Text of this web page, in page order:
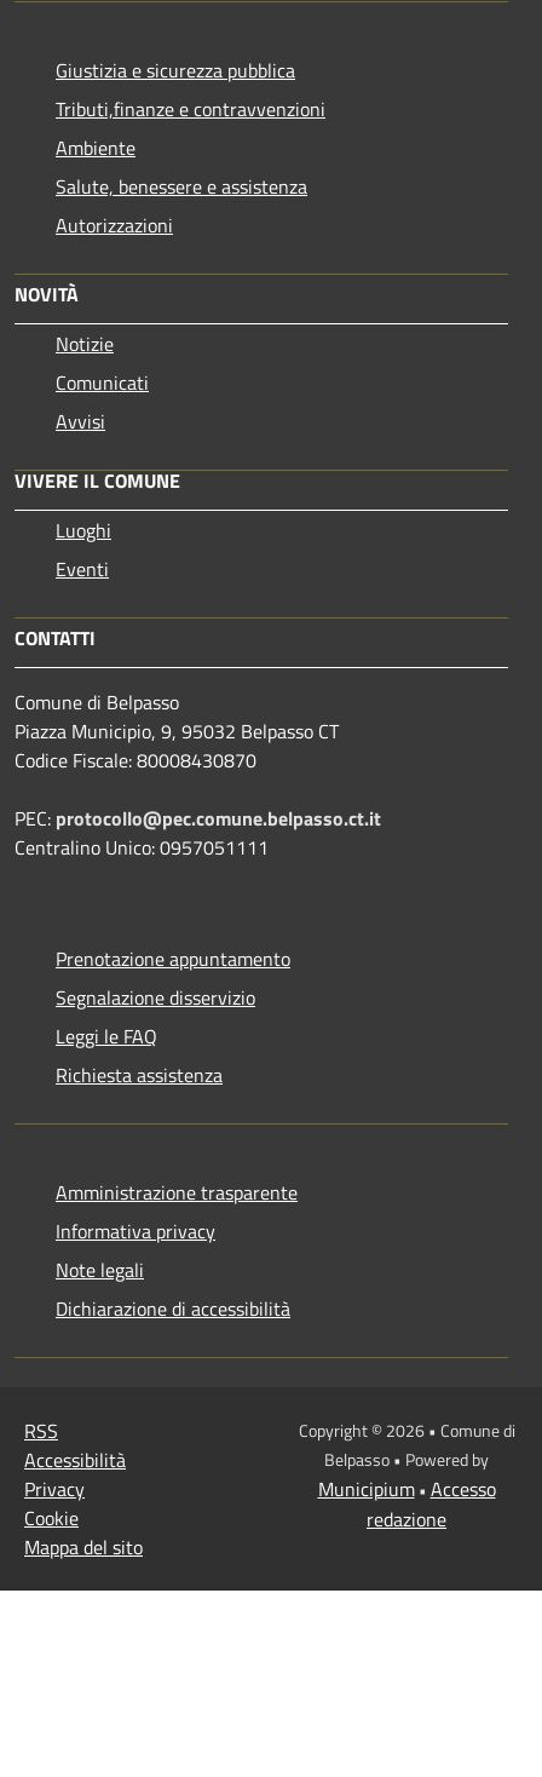
Giustizia e sicurezza pubblica
Tributi,finanze e contravvenzioni
Ambiente
Salute, benessere e assistenza
Autorizzazioni
NOVITÀ
Notizie
Comunicati
Avvisi
VIVERE IL COMUNE
Luoghi
Eventi
CONTATTI
Comune di Belpasso
Piazza Municipio, 9, 95032 Belpasso CT
Codice Fiscale: 80008430870
PEC: protocollo@pec.comune.belpasso.ct.it
Centralino Unico: 0957051111
Prenotazione appuntamento
Segnalazione disservizio
Leggi le FAQ
Richiesta assistenza
Amministrazione trasparente
Informativa privacy
Note legali
Dichiarazione di accessibilità
RSS
Accessibilità
Privacy
Cookie
Mappa del sito
Copyright © 2026 • Comune di
Belpasso • Powered by
Municipium• Accesso
redazione